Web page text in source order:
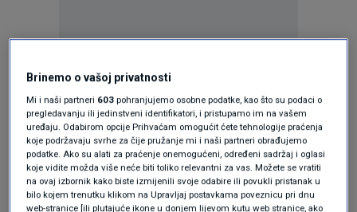
Brinemo o vašoj privatnosti
Mi i naši partneri 603 pohranjujemo osobne podatke, kao što su podaci o
pregledavanju ili jedinstveni identifikatori, i pristupamo im na vašem
uređaju. Odabirom opcije Prihvaćam omogućit ćete tehnologije praćenja
koje podržavaju svrhe za čije pružanje mi i naši partneri obrađujemo
podatke. Ako su alati za praćenje onemogućeni, određeni sadržaj i oglasi
koje vidite možda više neće biti toliko relevantni za vas. Možete se vratiti
na ovaj izbornik kako biste izmijenili svoje odabire ili povukli pristanak u
bilo kojem trenutku klikom na Upravljaj postavkama poveznicu pri dnu
web-stranice [ili plutajuće ikone u donjem lijevom kutu web stranice, ako